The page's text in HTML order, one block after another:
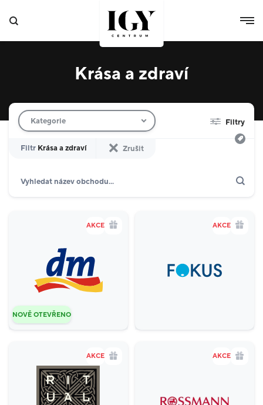
Krása a zdraví
Filtr obchodů
Kategorie
Filtr Krása a zdraví Zrušit
Filtry
4
Specializované prodejny
Gastronomie a delikatesy
Zábava a relax
Sport
Potraviny
Móda
NOVĚ OTEVŘENO
AKCE AKCE
AKCE AKCE